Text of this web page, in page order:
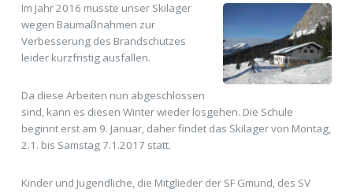
Im Jahr 2016 musste unser Skilager
wegen Baumaßnahmen zur
Verbesserung des Brandschutzes
leider kurzfristig ausfallen.
Da diese Arbeiten nun abgeschlossen
sind, kann es diesen Winter wieder losgehen. Die Schule
beginnt erst am 9. Januar, daher findet das Skilager von Montag,
2.1. bis Samstag 7.1.2017 statt.
Kinder und Jugendliche, die Mitglieder der SF Gmund, des SV